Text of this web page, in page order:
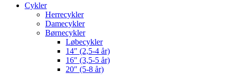
Cykler
Herrecykler
Damecykler
Børnecykler
Løbecykler
14″ (2,5-4 år)
16″ (3,5-5 år)
20″ (5-8 år)